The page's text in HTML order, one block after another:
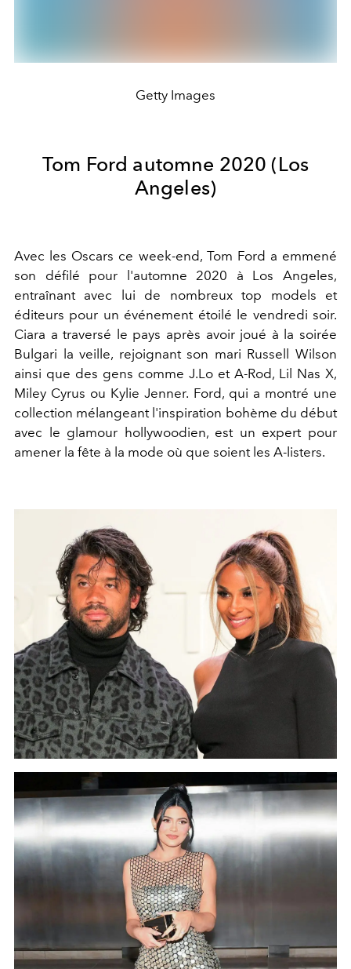
Getty Images
Tom Ford automne 2020 (Los
Angeles)
Avec les Oscars ce week-end, Tom Ford a emmené
son défilé pour l'automne 2020 à Los Angeles,
entraînant avec lui de nombreux top models et
éditeurs pour un événement étoilé le vendredi soir.
Ciara a traversé le pays après avoir joué à la soirée
Bulgari la veille, rejoignant son mari Russell Wilson
ainsi que des gens comme J.Lo et A-Rod, Lil Nas X,
Miley Cyrus ou Kylie Jenner. Ford, qui a montré une
collection mélangeant l'inspiration bohème du début
avec le glamour hollywoodien, est un expert pour
amener la fête à la mode où que soient les A-listers.